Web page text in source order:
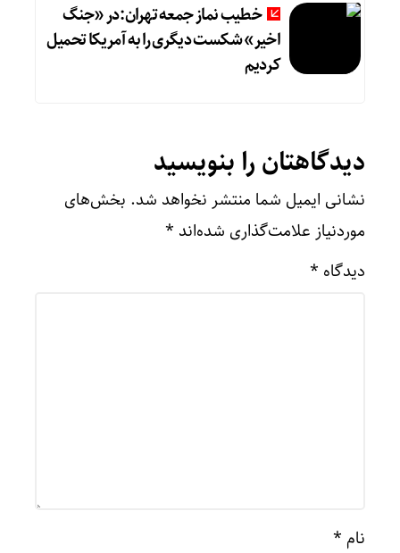
خطیب نماز جمعه تهران:در «جنگ
اخیر» شکست دیگری را به آمریکا تحمیل
کردیم
دیدگاهتان را بنویسید
نشانی ایمیل شما منتشر نخواهد شد. بخش‌های
موردنیاز علامت‌گذاری شده‌اند *
دیدگاه *
نام *